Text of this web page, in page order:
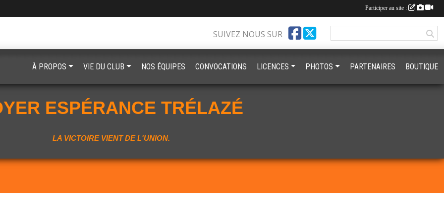
ESPÉRANCE TRÉLAZÉ
LA VICTOIRE VIENT DE L'UNION.
SUIVEZ NOUS SUR
À PROPOS VIE DU CLUB NOS ÉQUIPES CONVOCATIONS LICENCES PHOTOS PARTENAIRES BOUTIQUE
Participer au site :